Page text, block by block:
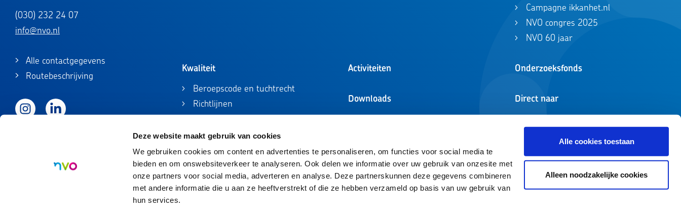
Deze website maakt gebruik van cookies
We gebruiken cookies om content en advertenties te personaliseren, om functies voor social media te
bieden en om onswebsiteverkeer te analyseren. Ook delen we informatie over uw gebruik van onzesite met
onze partners voor social media, adverteren en analyse. Deze partnerskunnen deze gegevens combineren
met andere informatie die u aan ze heeftverstrekt of die ze hebben verzameld op basis van uw gebruik van
hun services.
Alle cookies toestaan
Alleen noodzakelijke cookies
(030) 232 24 07
info@nvo.nl
Alle contactgegevens
Routebeschrijving
InstagramLinkedIn
Campagne ikkanhet.nl
NVO congres 2025
NVO 60 jaar
Kwaliteit
Beroepscode en tuchtrecht
Richtlijnen
Beroepscompetentieprofielen
Registratie
Accreditatie
Activiteiten Onderzoeksfonds
Downloads
Direct naar
Zoeken in registers